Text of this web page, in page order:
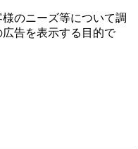
のニーズ等について調
告を表⽰する⽬的で